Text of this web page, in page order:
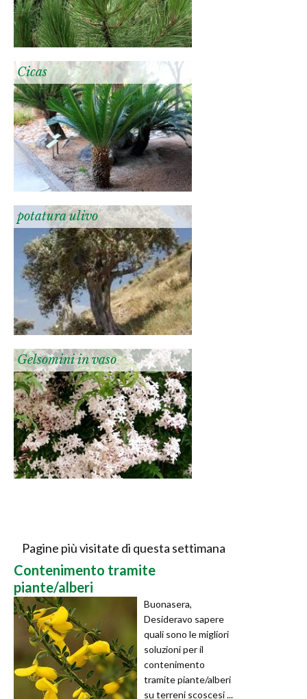
Cicas
potatura ulivo
Gelsomini in vaso
Pagine più visitate di questa settimana
Contenimento tramite
piante/alberi
Buonasera,
Desideravo sapere
quali sono le migliori
soluzioni per il
contenimento
tramite piante/alberi
su terreni scoscesi ...